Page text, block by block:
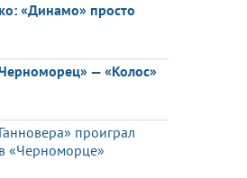
«Динамо» просто
— «Колос»
проиграл
«Черноморце»